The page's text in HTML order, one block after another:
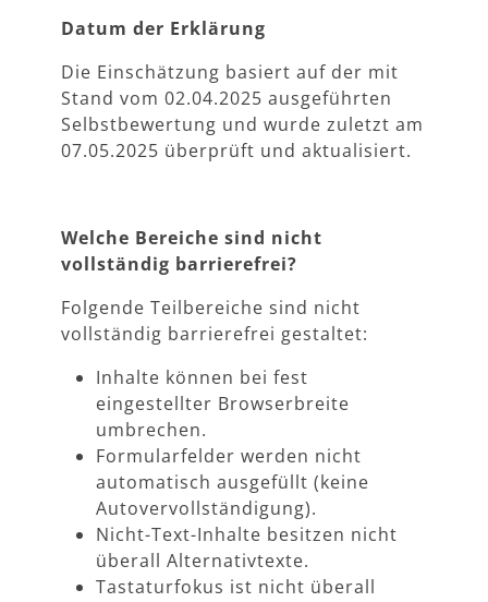
Datum der Erklärung
Die Einschätzung basiert auf der mit
Stand vom 02.04.2025 ausgeführten
Selbstbewertung und wurde zuletzt am
07.05.2025 überprüft und aktualisiert.
Welche Bereiche sind nicht
vollständig barrierefrei?
Folgende Teilbereiche sind nicht
vollständig barrierefrei gestaltet:
Inhalte können bei fest
eingestellter Browserbreite
umbrechen.
Formularfelder werden nicht
automatisch ausgefüllt (keine
Autovervollständigung).
Nicht-Text-Inhalte besitzen nicht
überall Alternativtexte.
Tastaturfokus ist nicht überall